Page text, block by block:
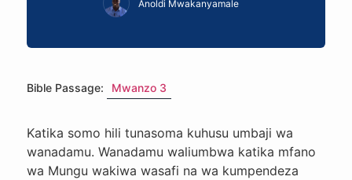
Anoldi Mwakanyamale
Bible Passage: Mwanzo 3
Katika somo hili tunasoma kuhusu umbaji wa
wanadamu. Wanadamu waliumbwa katika mfano
wa Mungu wakiwa wasafi na wa kumpendeza